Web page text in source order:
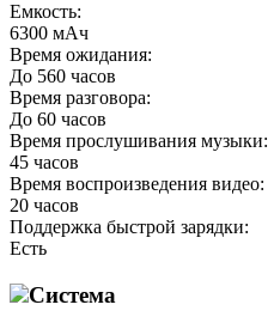
Емкость:
6300 мАч
Время ожидания:
До 560 часов
Время разговора:
До 60 часов
Время прослушивания музыки:
45 часов
Время воспроизведения видео:
20 часов
Поддержка быстрой зарядки:
Есть
Система